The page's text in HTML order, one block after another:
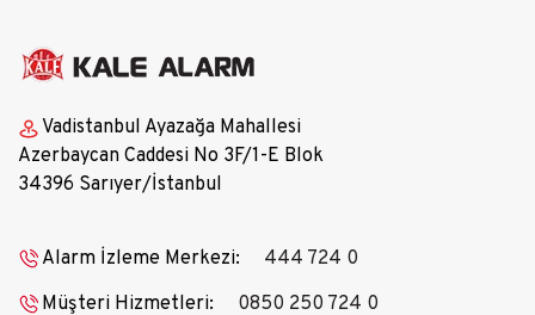
Vadistanbul Ayazağa Mahallesi
Azerbaycan Caddesi No 3F/1-E Blok
34396 Sarıyer/İstanbul
Alarm İzleme Merkezi:
444 724 0
Müşteri Hizmetleri:
0850 250 724 0